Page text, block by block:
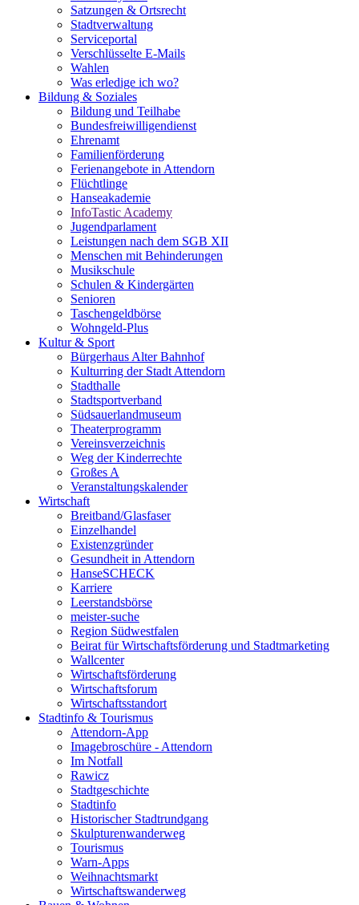
Satzungen & Ortsrecht
Stadtverwaltung
Serviceportal
Verschlüsselte E-Mails
Wahlen
Was erledige ich wo?
Bildung & Soziales
Bildung und Teilhabe
Bundesfreiwilligendienst
Ehrenamt
Familienförderung
Ferienangebote in Attendorn
Flüchtlinge
Hanseakademie
InfoTastic Academy
Jugendparlament
Leistungen nach dem SGB XII
Menschen mit Behinderungen
Musikschule
Schulen & Kindergärten
Senioren
Taschengeldbörse
Wohngeld-Plus
Kultur & Sport
Bürgerhaus Alter Bahnhof
Kulturring der Stadt Attendorn
Stadthalle
Stadtsportverband
Südsauerlandmuseum
Theaterprogramm
Vereinsverzeichnis
Weg der Kinderrechte
Großes A
Veranstaltungskalender
Wirtschaft
Breitband/Glasfaser
Einzelhandel
Existenzgründer
Gesundheit in Attendorn
HanseSCHECK
Karriere
Leerstandsbörse
meister-suche
Region Südwestfalen
Beirat für Wirtschaftsförderung und Stadtmarketing
Wallcenter
Wirtschaftsförderung
Wirtschaftsforum
Wirtschaftsstandort
Stadtinfo & Tourismus
Attendorn-App
Imagebroschüre - Attendorn
Im Notfall
Rawicz
Stadtgeschichte
Stadtinfo
Historischer Stadtrundgang
Skulpturenwanderweg
Tourismus
Warn-Apps
Weihnachtsmarkt
Wirtschaftswanderweg